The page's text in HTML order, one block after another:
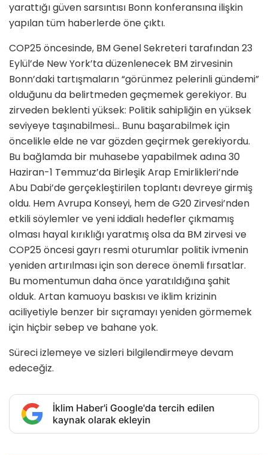
yarattığı güven sarsıntısı Bonn konferansına ilişkin
yapılan tüm haberlerde öne çıktı.
COP25 öncesinde, BM Genel Sekreteri tarafından 23
Eylül’de New York’ta düzenlenecek BM zirvesinin
Bonn’daki tartışmaların “görünmez pelerinli gündemi”
olduğunu da belirtmeden geçmemek gerekiyor. Bu
zirveden beklenti yüksek: Politik sahipliğin en yüksek
seviyeye taşınabilmesi… Bunu başarabilmek için
öncelikle elde ne var gözden geçirmek gerekiyordu.
Bu bağlamda bir muhasebe yapabilmek adına 30
Haziran-1 Temmuz’da Birleşik Arap Emirlikleri’nde
Abu Dabi’de gerçekleştirilen toplantı devreye girmiş
oldu. Hem Avrupa Konseyi, hem de G20 Zirvesi’nden
etkili söylemler ve yeni iddialı hedefler çıkmamış
olması hayal kırıklığı yaratmış olsa da BM zirvesi ve
COP25 öncesi gayrı resmi oturumlar politik ivmenin
yeniden artırılması için son derece önemli fırsatlar.
Bu momentumun daha önce yaratıldığına şahit
olduk. Artan kamuoyu baskısı ve iklim krizinin
aciliyetiyle benzer bir sıçramayı yeniden görmemek
için hiçbir sebep ve bahane yok.
Süreci izlemeye ve sizleri bilgilendirmeye devam
edeceğiz.
İklim Haber'i Google'da tercih edilen
kaynak olarak ekleyin